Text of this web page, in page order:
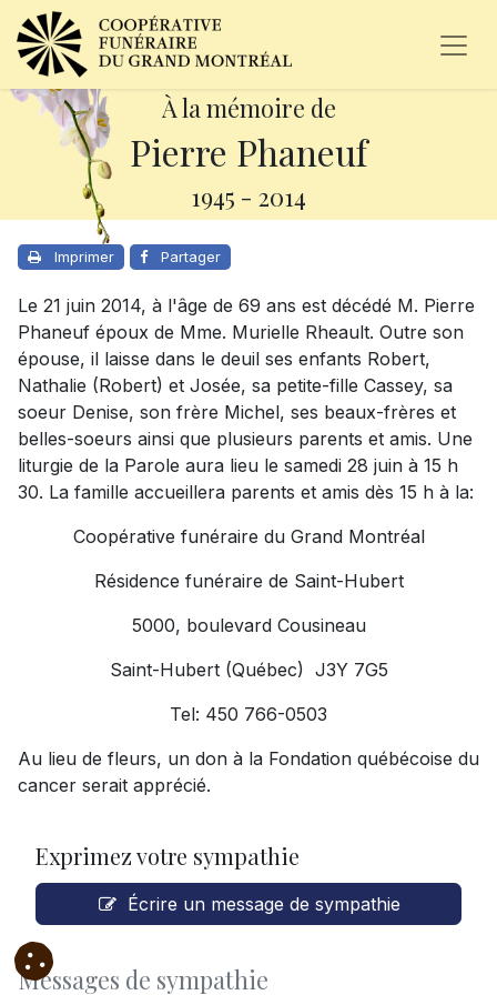
À la mémoire de
Pierre Phaneuf
1945 - 2014
Imprimer Partager
Le 21 juin 2014, à l'âge de 69 ans est décédé M. Pierre
Phaneuf époux de Mme. Murielle Rheault. Outre son
épouse, il laisse dans le deuil ses enfants Robert,
Nathalie (Robert) et Josée, sa petite-fille Cassey, sa
soeur Denise, son frère Michel, ses beaux-frères et
belles-soeurs ainsi que plusieurs parents et amis. Une
liturgie de la Parole aura lieu le samedi 28 juin à 15 h
30. La famille accueillera parents et amis dès 15 h à la:
Coopérative funéraire du Grand Montréal
Résidence funéraire de Saint-Hubert
5000, boulevard Cousineau
Saint-Hubert (Québec) J3Y 7G5
Tel: 450 766-0503
Au lieu de fleurs, un don à la Fondation québécoise du
cancer serait apprécié.
Exprimez votre sympathie
Écrire un message de sympathie
Messages de sympathie